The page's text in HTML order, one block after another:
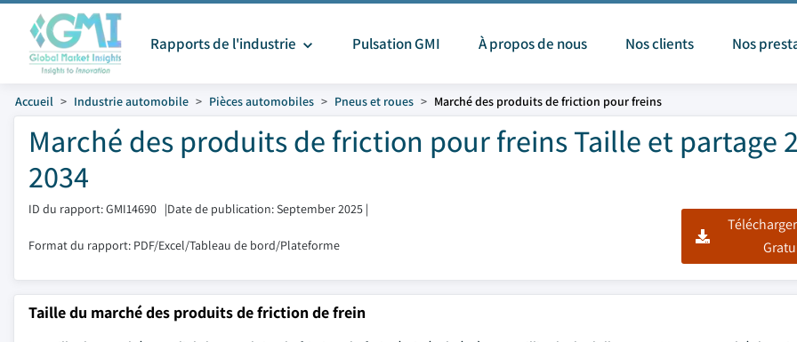
Rapports de l'industrie Pulsation GMI À propos de nous Nos clients Nos
Accueil Industrie automobile Pièces automobiles Pneus et roues Marché des produits de friction pour freins
Marché des produits de friction pour freins Taille et partage
2034
ID du rapport: GMI14690 |Date de publication: September 2025 |
Format du rapport: PDF/Excel/Tableau de bord/Plateforme
Taille du marché des produits de friction de frein